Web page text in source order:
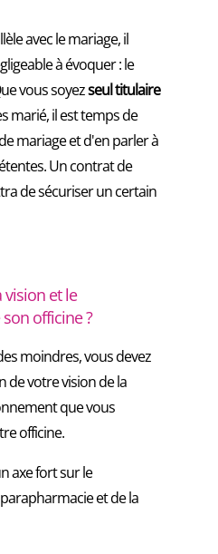
avec le mariage, il
à évoquer : le
vous soyezseul titulaire
marié, il est temps de
mariage et d'en parler à
Un contrat de
de sécuriser un certain
et le
officine ?
moindres, vous devez
de votre vision de la
que vous
officine.
axe fort sur le
et de la